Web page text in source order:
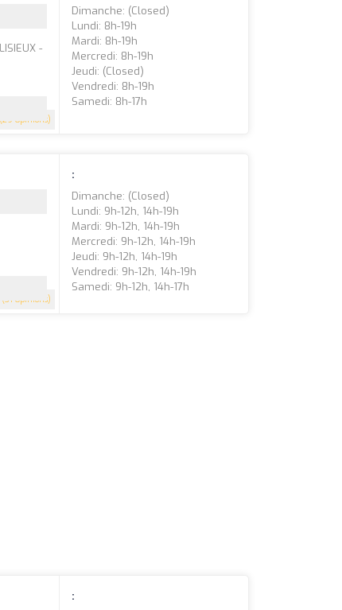
(29 Opinions)
-
Dimanche: (closed)
Lundi: 8h-19h
Mardi: 8h-19h
Mercredi: 8h-19h
Jeudi: (closed)
Vendredi: 8h-19h
Samedi: 8h-17h
(31 Opinions)
:
Dimanche: (closed)
Lundi: 9h-12h, 14h-19h
Mardi: 9h-12h, 14h-19h
Mercredi: 9h-12h, 14h-19h
Jeudi: 9h-12h, 14h-19h
Vendredi: 9h-12h, 14h-19h
Samedi: 9h-12h, 14h-17h
: